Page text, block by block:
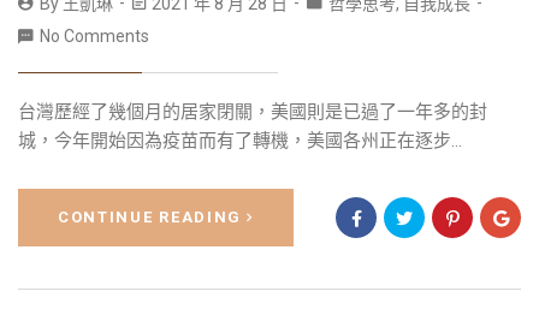
By 王凱琳 2021 年 8 月 28 日 哲學思考, 自我成長
No Comments
台灣歷經了幾個月的居家閉關，美國則是已過了一年多的封
城，今年開始因為疫苗而有了轉機，美國各州正在逐步...
CONTINUE READING